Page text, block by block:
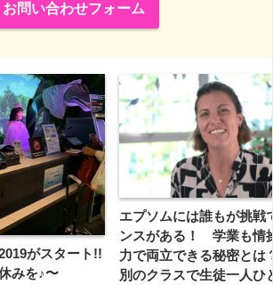
お問い合わせフォーム
がスタート!!
みを♪〜
エプソムには誰もが挑戦
ンスがある！ 学業も情
力で両立できる秘密とは
別のクラスで生徒一人ひ